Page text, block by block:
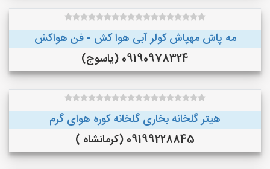
مه پاش مهپاش کولر آبی هوا کش - فن هواکش
09190978324 (یاسوج)
هیتر گلخانه بخاری گلخانه کوره هوای گرم
09199228845 (کرمانشاه )